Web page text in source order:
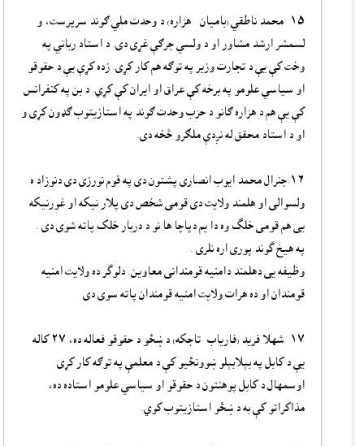
۱۵- محمد ناطقي (بامیان - هزاره) د وحدت ملي ګوند سرپرست،‌ و
لسمشر ارشد مشاور او د ولسي جرګې غړی دی. د استاد رباني په
وخت کې یې د تجارت وزیر په توګه هم کار کړی. زده کړې یې د حقوقو
او سیاسي علومو په برخه کې عراق او ایران کې کړي. د بن په کنفرانس
کې یې هم د هزاره ګانو د حزب وحدت ګوند په استازیتوب ګډون کړی و
او د استاد محقق له نږدې ملګرو څخه دی.
۱۶:جنرال محمد ایوب انصاری پشتون دی په قوم نورزی دی دنوزاد ه
ولسوالی او هلمند ولایت دی قومی شخص دی پلار نیکه او غورنیکه
یی هم قومی خلگ وه دا یم دپاچا ها نو د دربار خلک پاته شوی دی .
په هیخ گوند پوری اره نلری .
وظیفه یی دهلمند دامنیه قومندانی معاوین. دلوگر ده ولایت امنیه
قومندان او ده هرات ولایت امنیه قومندان پاته سوی دی
۱۷- شهلا فرید (فاریاب- تاجکه) د ښځو د حقوقو فعاله ده، ۲۷ کاله
یې د کابل په بېلابېلو ښوونځیو کې د معلمې په توګه کار کړی
اوسمهال د کابل پوهنتون د حقوقو او سیاسي علومو استاده ده،‌
مذاکراتو کې به د ښځو استازیتوب کوي.‌